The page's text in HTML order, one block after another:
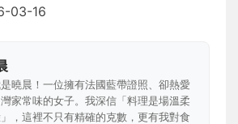
03-16
曉晨！一位擁有法國藍帶證照、卻熱愛
家常味的女子。我深信「料理是場溫柔
，這裡不只有精確的克數，更有我對食